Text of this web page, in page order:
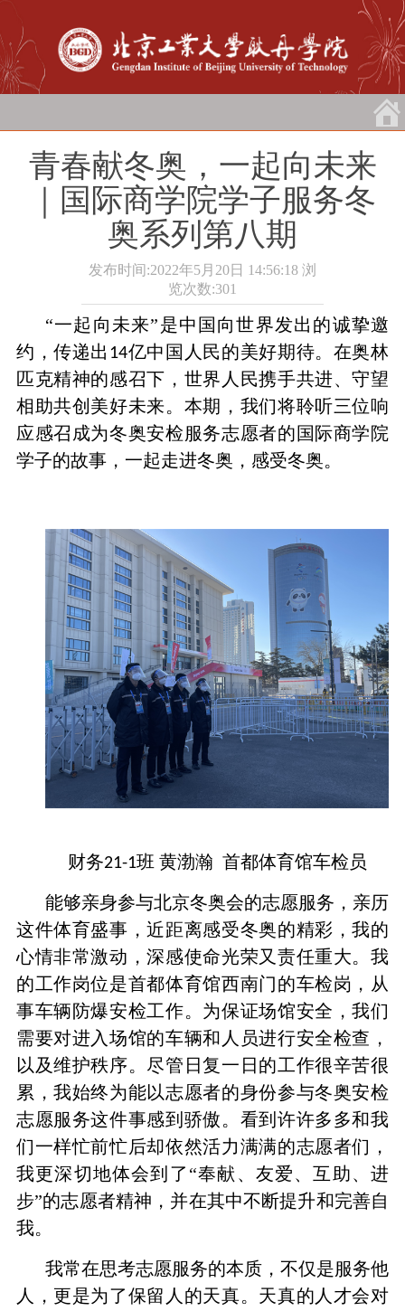
青春献冬奥，一起向未来
｜国际商学院学子服务冬
奥系列第八期
发布时间:2022年5月20日 14:56:18 浏
览次数:301
“一起向未来”是中国向世界发出的诚挚邀
约，传递出 14亿中国人民的美好期待。在奥林
匹克精神的感召下，世界人民携手共进、守望
相助共创美好未来。 本期，我们将聆听三位响
应感召成为冬奥安检服务志愿者的国际商学院
学子的故事，一起走进冬奥，感受冬奥。
财务21-1班 黄渤瀚 首都体育馆车检员
能够亲身参与北京冬奥会的志愿服务，亲历
这件体育盛事，近距离感受冬奥的精彩，我的
心情非常激动，深感使命光荣又责任重大。我
的工作岗位是首都体育馆西南门的车检岗，从
事车辆防爆安检工作。为保证场馆安全，我们
需要对进入场馆的车辆和人员进行安全检查，
以及维护秩序。尽管日复一日的工作很辛苦很
累，我始终为能以志愿者的身份参与冬奥安检
志愿服务这件事感到骄傲。看到许许多多和我
们一样忙前忙后却依然活力满满的志愿者们，
我更深切地体会到了 “奉献、友爱、互助、进
步”的志愿者精神，并在其中不断提升和完善自
我。
我常在思考志愿服务的本质，不仅是服务他
人，更是为了保留人的天真。天真的人才会对